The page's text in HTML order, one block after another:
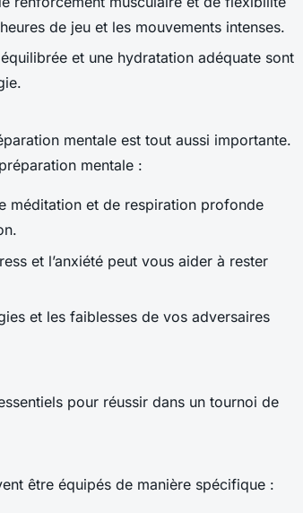
de jeu et les mouvements intenses.
et une hydratation adéquate sont
mentale est tout aussi importante.
mentale :
méditation et de respiration profonde
et l’anxiété peut vous aider à rester
et les faiblesses de vos adversaires
pour réussir dans un tournoi de
être équipés de manière spécifique :